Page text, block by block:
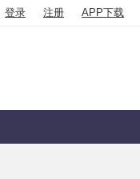
登录 注册 APP下载